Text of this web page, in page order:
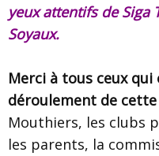
yeux attentifs de Siga
Soyaux.
Merci à tous ceux
déroulement de
Mouthiers, les clubs
les parents, la